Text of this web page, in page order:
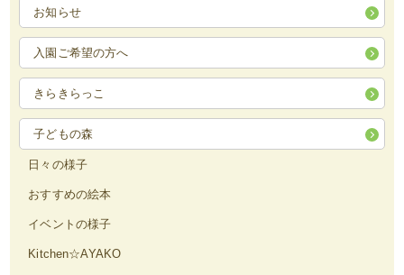
お知らせ
入園ご希望の方へ
きらきらっこ
子どもの森
日々の様子
おすすめの絵本
イベントの様子
Kitchen☆AYAKO